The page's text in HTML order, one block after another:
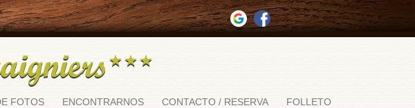
FOTOS ENCONTRARNOS CONTACTO / RESERVA FOLLETO